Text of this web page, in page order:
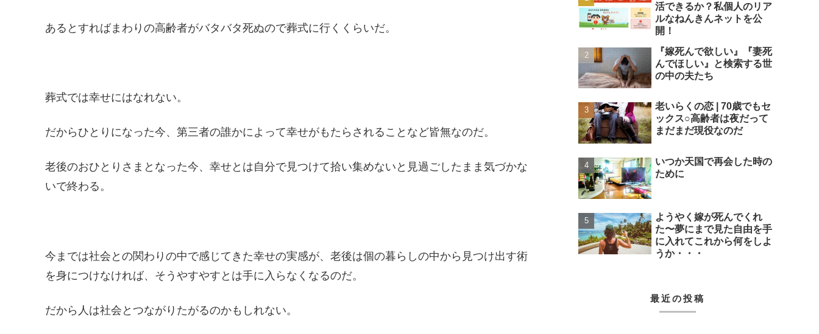
あるとすればまわりの高齢者がバタバタ死ぬので葬式に行くくらいだ。
葬式では幸せにはなれない。
だからひとりになった今、第三者の誰かによって幸せがもたらされることなど皆無なのだ。
老後のおひとりさまとなった今、幸せとは自分で見つけて拾い集めないと見過ごしたまま気づかな
いで終わる。
今までは社会との関わりの中で感じてきた幸せの実感が、老後は個の暮らしの中から見つけ出す術
を身につけなければ、そうやすやすとは手に入らなくなるのだ。
だから人は社会とつながりたがるのかもしれない。
活できるか？私個人のリア
ルなねんきんネットを公
開！
『嫁死んで欲しい』『妻死
んでほしい』と検索する世
の中の夫たち
老いらくの恋 | 70歳でもセ
ックス○高齢者は夜だって
まだまだ現役なのだ
いつか天国で再会した時の
ために
ようやく嫁が死んでくれ
た〜夢にまで見た自由を手
に入れてこれから何をしよ
うか・・・
最近の投稿